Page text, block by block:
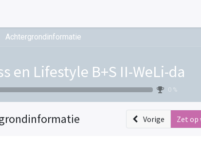
Achtergrondinformatie
en Lifestyle B+S II-WeLi-da
0 %
Vorige Zet